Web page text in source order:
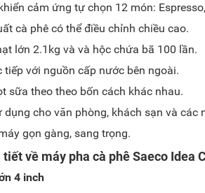
cảm ứng tự chọn 12 món:
cà phê có thể điều chỉnh chiều cao.
lớn 2.1kg và và hộc chứa bã 100 lần.
tiếp với nguồn cấp nước bên ngoài.
sữa theo theo bốn cách khác nhau.
dụng cho văn phòng, khách sạn và các
gọn gàng, sang trọng.
về máy pha cà phê Saeco Idea
4 inch